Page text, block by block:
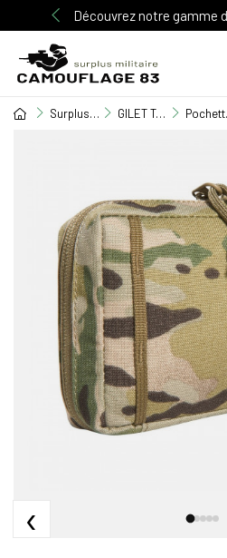
Découvrez notre gamme
Surplus Militaire GILET TACTIQUE / EQUIPEMENT
‹